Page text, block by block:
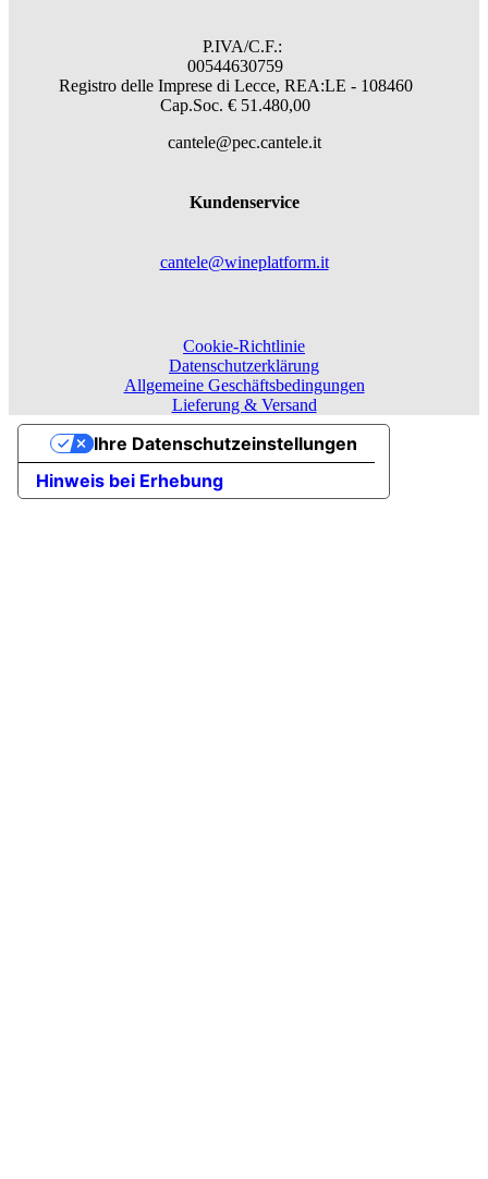
P.IVA/C.F.:
00544630759
Registro delle Imprese di Lecce, REA:LE - 108460
Cap.Soc. € 51.480,00
cantele@pec.cantele.it
Kundenservice
cantele@wineplatform.it
Cookie-Richtlinie
Datenschutzerklärung
Allgemeine Geschäftsbedingungen
Lieferung & Versand
Hinweis bei Erhebung
Ihre Datenschutzeinstellungen